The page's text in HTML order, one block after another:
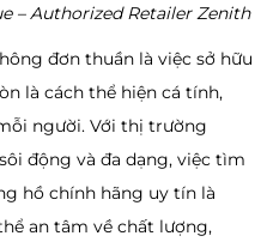
– Authorized Retailer Zenith
đơn thuần là việc sở hữu
là cách thể hiện cá tính,
người. Với thị trường
động và đa dạng, việc tìm
hồ chính hãng uy tín là
an tâm về chất lượng,